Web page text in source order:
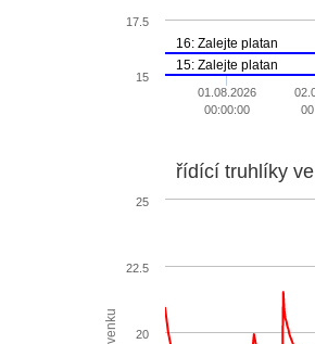
16: Zalejte platan
15: Zalejte platan
01.08.2026
00:00:00
15
17.5
řídící truhlíky
20
22.5
25